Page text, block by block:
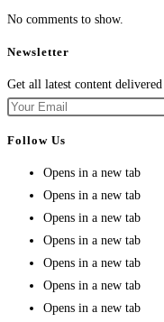
No comments to show.
Newsletter
Get all latest content
Follow Us
Opens in a new tab
Opens in a new tab
Opens in a new tab
Opens in a new tab
Opens in a new tab
Opens in a new tab
Opens in a new tab